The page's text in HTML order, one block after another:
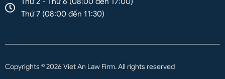
Thứ 7 (08:00 đến 11:30)
Copyrights © 2026 Viet An Law Firm. All rights reserved